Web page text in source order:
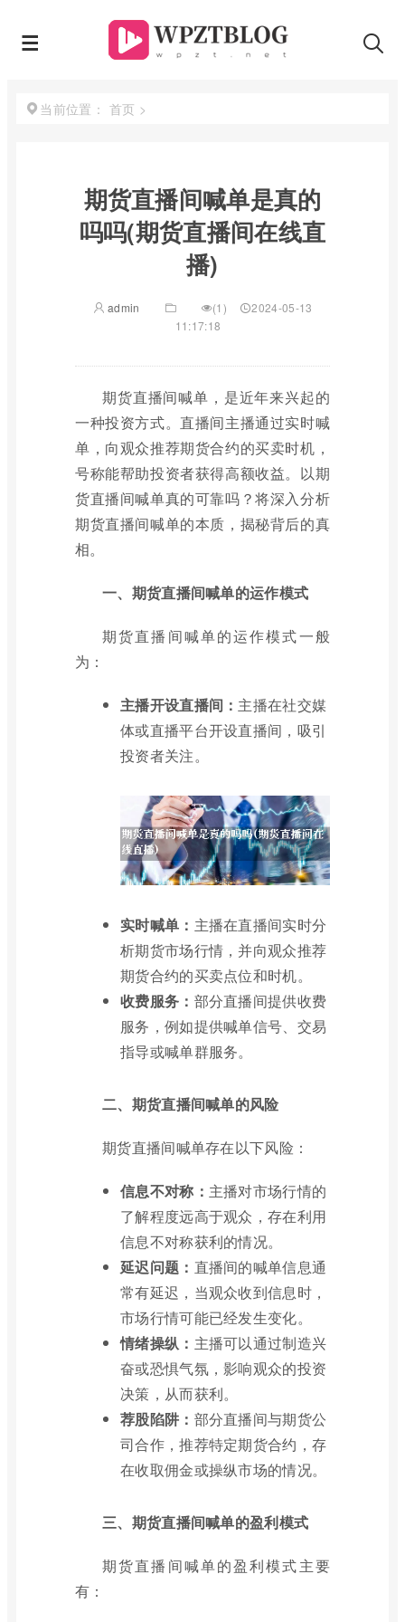
当前位置： 首页 >
期货直播间喊单是真的
吗吗(期货直播间在线直
播)
admin (1)
2024-05-13
11:17:18
期货直播间喊单，是近年来兴起的
一种投资方式。直播间主播通过实时喊
单，向观众推荐期货合约的买卖时机，
号称能帮助投资者获得高额收益。以期
货直播间喊单真的可靠吗？将深入分析
期货直播间喊单的本质，揭秘背后的真
相。
一、期货直播间喊单的运作模式
期货直播间喊单的运作模式一般
为：
主播开设直播间： 主播在社交媒
体或直播平台开设直播间，吸引
投资者关注。
实时喊单： 主播在直播间实时分
析期货市场行情，并向观众推荐
期货合约的买卖点位和时机。
收费服务： 部分直播间提供收费
服务，例如提供喊单信号、交易
指导或喊单群服务。
二、期货直播间喊单的风险
期货直播间喊单存在以下风险：
信息不对称： 主播对市场行情的
了解程度远高于观众，存在利用
信息不对称获利的情况。
延迟问题： 直播间的喊单信息通
常有延迟，当观众收到信息时，
市场行情可能已经发生变化。
情绪操纵： 主播可以通过制造兴
奋或恐惧气氛，影响观众的投资
决策，从而获利。
荐股陷阱： 部分直播间与期货公
司合作，推荐特定期货合约，存
在收取佣金或操纵市场的情况。
三、期货直播间喊单的盈利模式
期货直播间喊单的盈利模式主要
有：